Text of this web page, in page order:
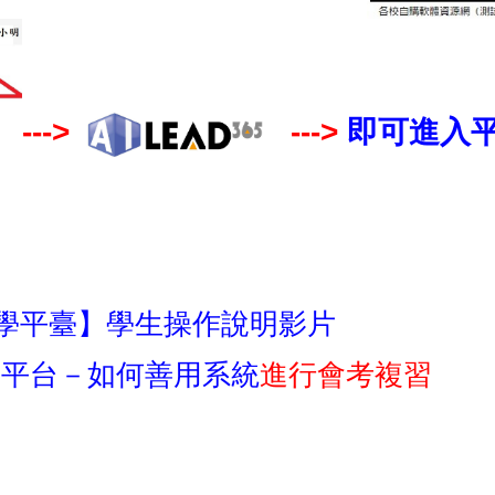
---> ---> 即可進入
平臺】學生操作說明影片
台－如何善用系統進行會考複習